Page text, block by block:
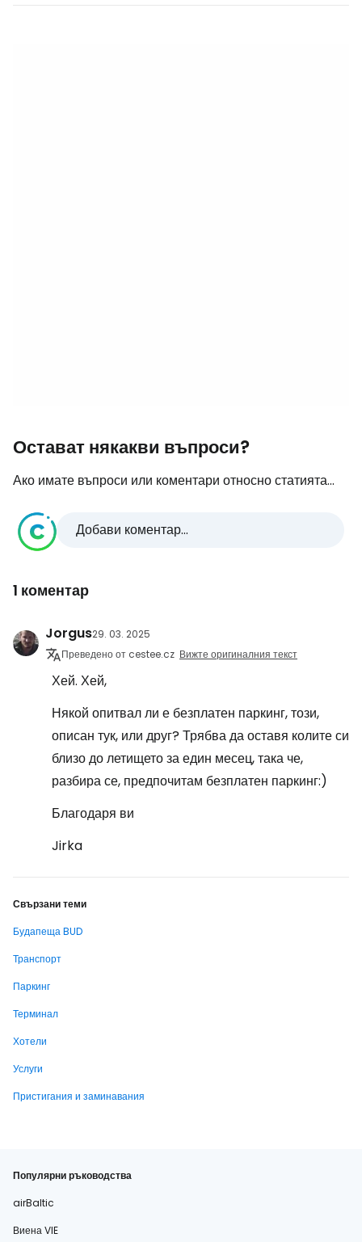
Остават някакви въпроси?
Ако имате въпроси или коментари относно статията...
Добави коментар...
1 коментар
Jorgus29. 03. 2025
Преведено от cestee.cz Вижте оригиналния текст
Хей. Хей,
Някой опитвал ли е безплатен паркинг, този,
описан тук, или друг? Трябва да оставя колите си
близо до летището за един месец, така че,
разбира се, предпочитам безплатен паркинг:)
Благодаря ви
Jirka
Свързани теми
Будапеща BUD
Транспорт
Паркинг
Терминал
Хотели
Услуги
Пристигания и заминавания
Популярни ръководства
airBaltic
Виена VIE